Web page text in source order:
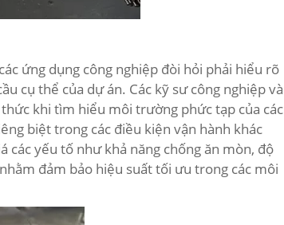
ứng dụng công nghiệp đòi hỏi phải hiểu rõ
cụ thể của dự án. Các kỹ sư công nghiệp và
khi tìm hiểu môi trường phức tạp của các
biệt trong các điều kiện vận hành khác
các yếu tố như khả năng chống ăn mòn, độ
đảm bảo hiệu suất tối ưu trong các môi